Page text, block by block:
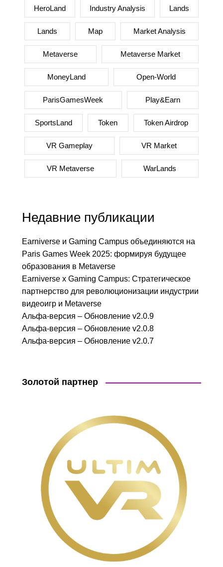
HeroLand Industry Analysis Lands
Lands Map Market Analysis
Metaverse Metaverse Market
MoneyLand Open-World
ParisGamesWeek Play&Earn
SportsLand Token Token Airdrop
VR Gameplay VR Market
VR Metaverse WarLands
Недавние публикации
Earniverse и Gaming Campus объединяются на
Paris Games Week 2025: формируя будущее
образования в Metaverse
Earniverse x Gaming Campus: Стратегическое
партнерство для революционизации индустрии
видеоигр и Metaverse
Альфа-версия – Обновление v2.0.9
Альфа-версия – Обновление v2.0.8
Альфа-версия – Обновление v2.0.7
Золотой партнер